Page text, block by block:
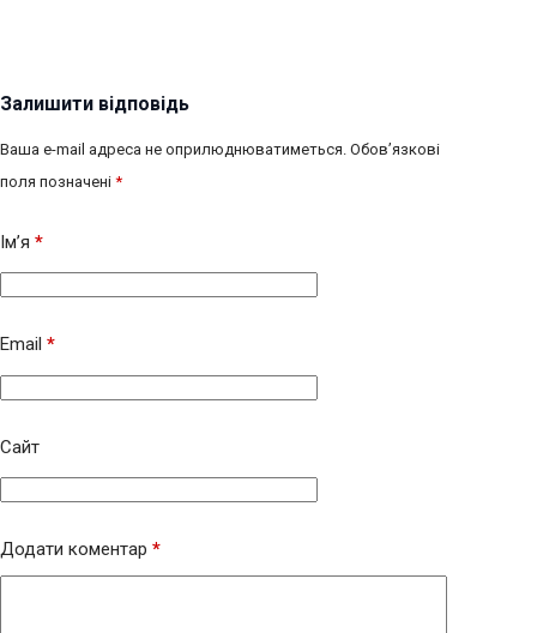
Залишити відповідь
Ваша e-mail адреса не оприлюднюватиметься. Обов’язкові
поля позначені *
Ім’я *
Email *
Сайт
Додати коментар *